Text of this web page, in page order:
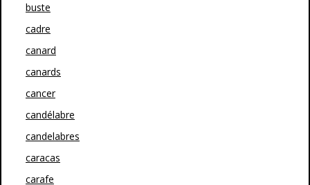
buste
cadre
canard
canards
cancer
candélabre
candelabres
caracas
carafe